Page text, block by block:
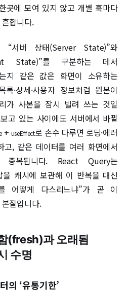
곳에 모여 있지 않고 개별 훅마다
합니다.
서버 상태(Server State)”와
State)”를 구분하는 데서
지 같은 값은 화면이 소유하는
·상세·사용자 정보처럼 원본이
가 사본을 잠시 빌려 쓰는 것일
고 있는 사이에도 서버에서 바뀔
+ useEffect로 손수 다루면 로딩·에러
고, 같은 데이터를 여러 화면에서
복됩니다. React Query는
캐시에 보관해 이 반복을 대신
어떻게 다스리느냐”가 곧 이
질입니다.
(fresh)과 오래됨
수명
‘유통기한’